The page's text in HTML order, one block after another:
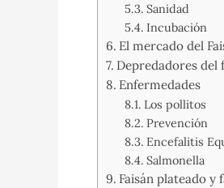
Sanidad
Incubación
El mercado del
Depredadores del
Enfermedades
Los pollitos
Prevención
Encefalitis
Salmonella
Faisán plateado y